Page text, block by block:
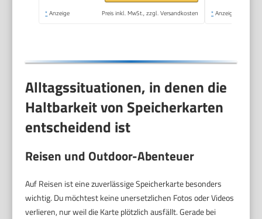
* Anzeige Preis inkl. MwSt., zzgl. Versandkosten * Anzeige
Alltagssituationen, in denen die
Haltbarkeit von Speicherkarten
entscheidend ist
Reisen und Outdoor-Abenteuer
Auf Reisen ist eine zuverlässige Speicherkarte besonders
wichtig. Du möchtest keine unersetzlichen Fotos oder Videos
verlieren, nur weil die Karte plötzlich ausfällt. Gerade bei